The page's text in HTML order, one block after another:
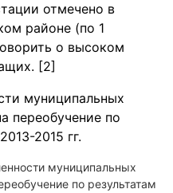
отмечено в
районе (по 1
о высоком
[2]
муниципальных
по результатам